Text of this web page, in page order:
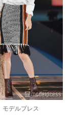
デルプレス